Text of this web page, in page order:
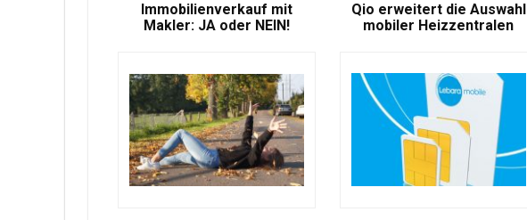
Immobilienverkauf mit
Makler: JA oder NEIN!
Qio erweitert die Auswahl
mobiler Heizzentralen